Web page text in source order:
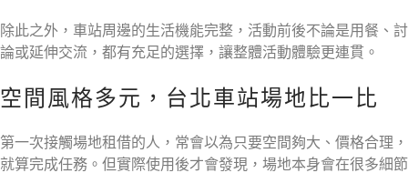
除此之外，車站周邊的生活機能完整，活動前後不論是用餐、討
論或延伸交流，都有充足的選擇，讓整體活動體驗更連貫。
空間風格多元，台北車站場地比一比
第一次接觸場地租借的人，常會以為只要空間夠大、價格合理，
就算完成任務。但實際使用後才會發現，場地本身會在很多細節